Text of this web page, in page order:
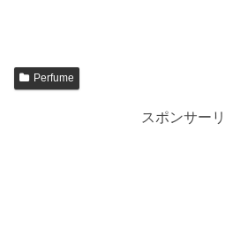
Perfume
スポンサー